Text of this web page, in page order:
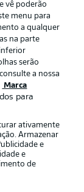
vê poderão
menu para
a qualquer
na parte
serão
a nossa
Marca
para
ativamente
Armazenar
e
e
de